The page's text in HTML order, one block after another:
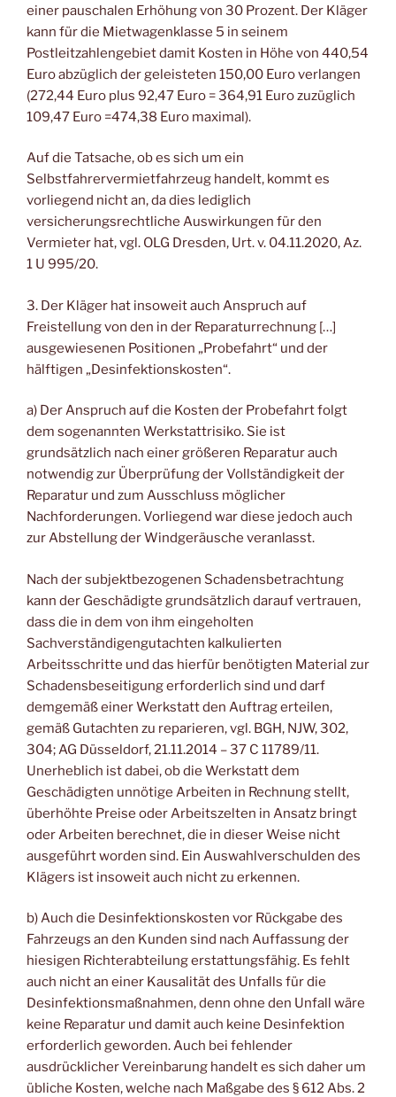
einer pauschalen Erhöhung von 30 Prozent. Der Kläger
kann für die Mietwagenklasse 5 in seinem
Postleitzahlengebiet damit Kosten in Höhe von 440,54
Euro abzüglich der geleisteten 150,00 Euro verlangen
(272,44 Euro plus 92,47 Euro = 364,91 Euro zuzüglich
109,47 Euro =474,38 Euro maximal).
Auf die Tatsache, ob es sich um ein
Selbstfahrervermietfahrzeug handelt, kommt es
vorliegend nicht an, da dies lediglich
versicherungsrechtliche Auswirkungen für den
Vermieter hat, vgl. OLG Dresden, Urt. v. 04.11.2020, Az.
1 U 995/20.
3. Der Kläger hat insoweit auch Anspruch auf
Freistellung von den in der Reparaturrechnung […]
ausgewiesenen Positionen „Probefahrt“ und der
hälftigen „Desinfektionskosten“.
a) Der Anspruch auf die Kosten der Probefahrt folgt
dem sogenannten Werkstattrisiko. Sie ist
grundsätzlich nach einer größeren Reparatur auch
notwendig zur Überprüfung der Vollständigkeit der
Reparatur und zum Ausschluss möglicher
Nachforderungen. Vorliegend war diese jedoch auch
zur Abstellung der Windgeräusche veranlasst.
Nach der subjektbezogenen Schadensbetrachtung
kann der Geschädigte grundsätzlich darauf vertrauen,
dass die in dem von ihm eingeholten
Sachverständigengutachten kalkulierten
Arbeitsschritte und das hierfür benötigten Material zur
Schadensbeseitigung erforderlich sind und darf
demgemäß einer Werkstatt den Auftrag erteilen,
gemäß Gutachten zu reparieren, vgl. BGH, NJW, 302,
304; AG Düsseldorf, 21.11.2014 – 37 C 11789/11.
Unerheblich ist dabei, ob die Werkstatt dem
Geschädigten unnötige Arbeiten in Rechnung stellt,
überhöhte Preise oder Arbeitszelten in Ansatz bringt
oder Arbeiten berechnet, die in dieser Weise nicht
ausgeführt worden sind. Ein Auswahlverschulden des
Klägers ist insoweit auch nicht zu erkennen.
b) Auch die Desinfektionskosten vor Rückgabe des
Fahrzeugs an den Kunden sind nach Auffassung der
hiesigen Richterabteilung erstattungsfähig. Es fehlt
auch nicht an einer Kausalität des Unfalls für die
Desinfektionsmaßnahmen, denn ohne den Unfall wäre
keine Reparatur und damit auch keine Desinfektion
erforderlich geworden. Auch bei fehlender
ausdrücklicher Vereinbarung handelt es sich daher um
übliche Kosten, welche nach Maßgabe des § 612 Abs. 2